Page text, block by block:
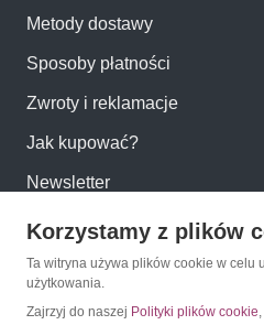
Metody dostawy
Sposoby płatności
Zwroty i reklamacje
Jak kupować?
Newsletter
Konto
Moje konto
Korzystamy z plików
Ta witryna używa plików cookie w celu
użytkowania.
Zajrzyj do naszej Polityki plików cookie